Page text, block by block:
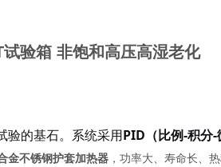
验箱 非饱和高压高湿老化
验的基石。系统采用PID（比例-积分-
金不锈钢护套加热器 ，功率大、寿命长、热